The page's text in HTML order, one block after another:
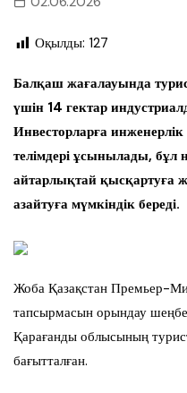
Оқылды: 127
Балқаш жағалауында
үшін 14 гектар
Инвесторларға
телімдері ұсынылады, бұл
айтарлықтай
азайтуға мүмкіндік береді.
Жоба Қазақстан Премьер-
тапсырмасын орындау
Қарағанды облысының
бағытталған.